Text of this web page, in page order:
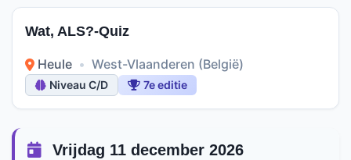
Wat, ALS?-Quiz
Heule • West-Vlaanderen (België)
Niveau C/D 7e editie
Vrijdag 11 december 2026